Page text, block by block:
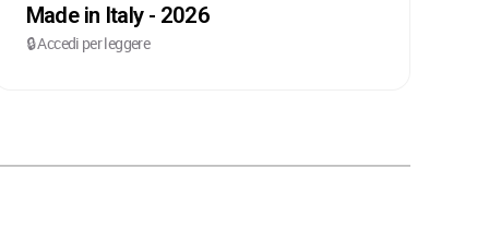
Made in Italy - 2026
🔒 Accedi per leggere